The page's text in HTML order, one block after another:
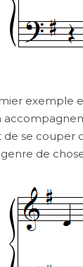
exemple
se couper
de